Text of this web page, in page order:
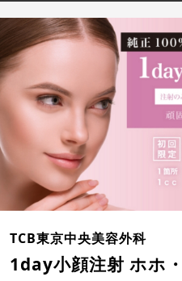
TCB東京中央美容外科
1day小顔注射 ホホ